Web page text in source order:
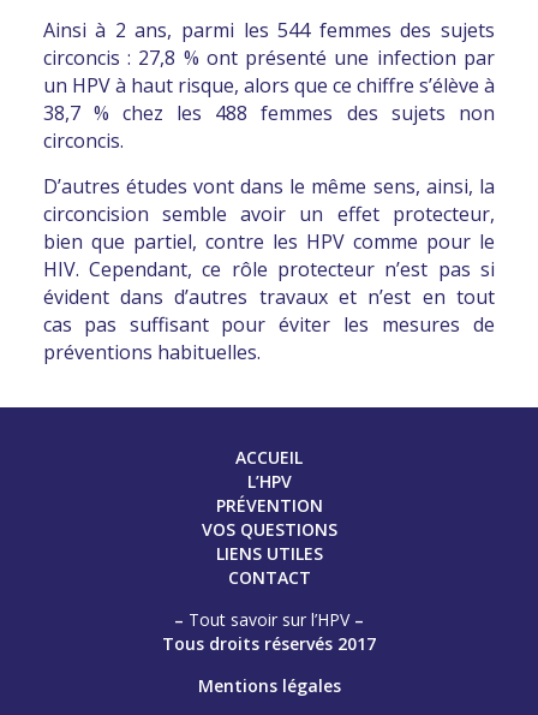
Ainsi à 2 ans, parmi les 544 femmes des sujets
circoncis : 27,8 % ont présenté une infection par
un HPV à haut risque, alors que ce chiffre s’élève à
38,7 % chez les 488 femmes des sujets non
circoncis.
D’autres études vont dans le même sens, ainsi, la
circoncision semble avoir un effet protecteur,
bien que partiel, contre les HPV comme pour le
HIV. Cependant, ce rôle protecteur n’est pas si
évident dans d’autres travaux et n’est en tout
cas pas suffisant pour éviter les mesures de
préventions habituelles.
ACCUEIL
L’HPV
PRÉVENTION
VOS QUESTIONS
LIENS UTILES
CONTACT
– Tout savoir sur l’HPV–
Tous droits réservés 2017
Mentions légales